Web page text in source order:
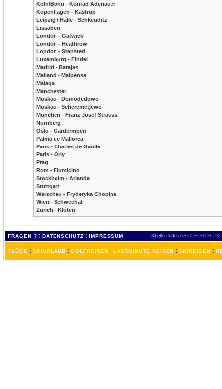
Köln/Bonn - Konrad Adenauer
Kopenhagen - Kastrup
Leipzig / Halle - Schkeuditz
Lissabon
London - Gatwick
London - Heathrow
London - Stansted
Luxemburg - Findel
Madrid - Barajas
Mailand - Malpensa
Malaga
Manchester
Moskau - Domodedowo
Moskau - Scheremetjewo
München - Franz Josef Strauss
Nürnberg
Oslo - Gardermoen
Palma de Mallorca
Paris - Charles de Gaulle
Paris - Orly
Prag
Rom - Fiumicino
Stockholm - Arlanda
Stuttgart
Warschau - Fryderyka Chopina
Wien - Schwechat
Zürich - Kloten
FRAGEN ? : DATENSCHUTZ : IMPRESSUM 3 Letter-Codes ABCDEFGH IJKL
FLÜGE : SKIURLAUB : GOLFREISEN : LASTMINUTE REISEN : SKIREISEN :